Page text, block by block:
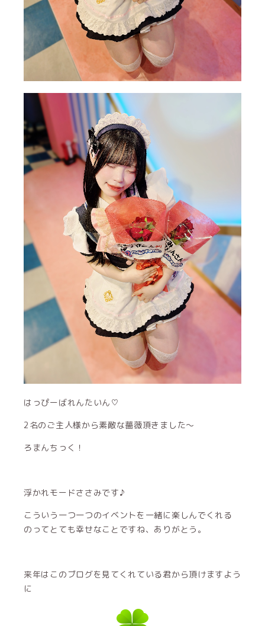
はっぴーばれんたいん♡
2名のご主人様から素敵な薔薇頂きました〜
ろまんちっく！
浮かれモードささみです♪
こういう一つ一つのイベントを一緒に楽しんでくれる
のってとても幸せなことですね、ありがとう。
来年はこのブログを見てくれている君から頂けますよう
に